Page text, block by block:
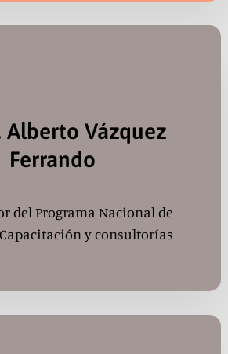
Alberto Vázquez
Ferrando
del Programa Nacional de
y consultorías